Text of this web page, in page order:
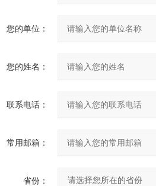
您的单位：
您的姓名：
联系电话：
常用邮箱：
省份：